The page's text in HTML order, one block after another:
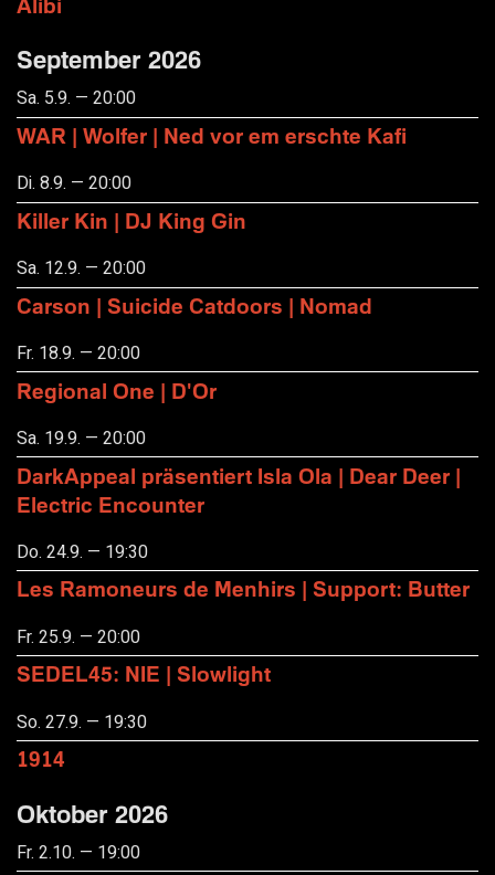
September 2026
Sa. 5.9. — 20:00
WAR | Wolfer | Ned vor em erschte Kafi
Di. 8.9. — 20:00
Killer Kin | DJ King Gin
Sa. 12.9. — 20:00
Carson | Suicide Catdoors | Nomad
Fr. 18.9. — 20:00
Regional One | D'Or
Sa. 19.9. — 20:00
DarkAppeal präsentiert Isla Ola | Dear Deer |
Electric Encounter
Do. 24.9. — 19:30
Les Ramoneurs de Menhirs | Support: Butter
Fr. 25.9. — 20:00
SEDEL45: NIE | Slowlight
So. 27.9. — 19:30
1914
Oktober 2026
Fr. 2.10. — 19:00